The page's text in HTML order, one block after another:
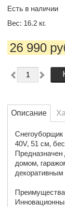
Есть в наличии
Вес: 16.2 кг.
26 990
Описание
Снегоуборщик
40V, 51 см,
Предназначен
домом,